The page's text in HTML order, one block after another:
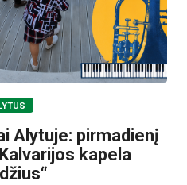
Alytuje: pirmadienį
kapela